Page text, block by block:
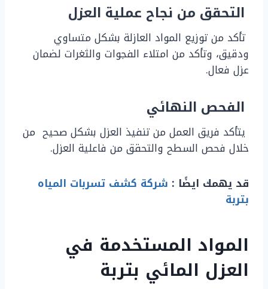
التحقق من نجاح عملية العزل
تأكد من توزيع المواد العازلة بشكل متساوي
ودقيق، وتأكد من امتلاء الفجوات والثغرات لضمان
عزل فعال.
الفحص النهائي
يتأكد فريق العمل من تنفيذ العزل بشكل صحيح من
خلال فحص السطح والتحقق من فاعلية العزل.
قد يهمك ايضًا : شركة كشف تسربات المياه
بتربة
المواد المستخدمة في
العزل المائي بتربة